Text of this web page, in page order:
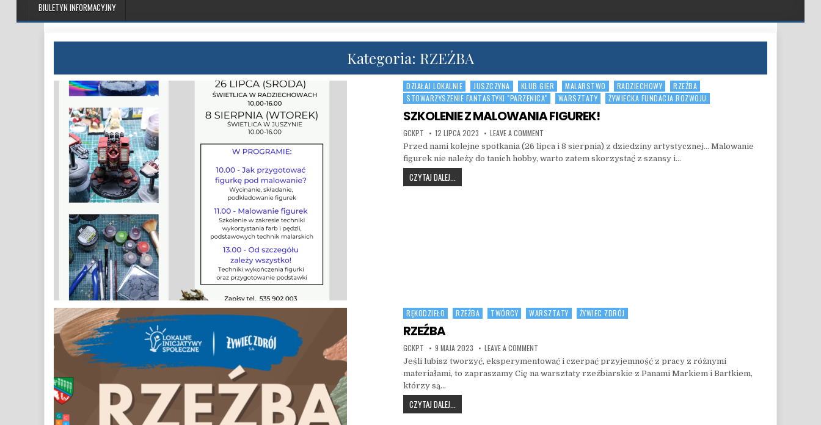
BIULETYN INFORMACYJNY
Kategoria: RZEŹBA
Posted in
DZIAŁAJ LOKALNIE JUSZCZYNA KLUB GIER MALARSTWO RADZIECHOWY
RZEŹBA
STOWARZYSZENIE FANTASTYKI "PARZENICA"
WARSZTATY ŻYWIECKA FUNDACJA ROZWOJU
SZKOLENIE Z MALOWANIA FIGUREK!
AUTHOR:
GCKPT PUBLISHED DATE:
12 LIPCA 2023 LEAVE A COMMENT
Przed nami kolejne spotkania (26 lipca i 8 sierpnia) z dziedziny artystycznej… Malowanie
figurek nie należy do tanich hobby, warto zatem skorzystać z szansy i…
CZYTAJ DALEJ...
Posted in
RĘKODZIEŁO RZEŹBA TWÓRCY WARSZTATY ŻYWIEC ZDRÓJ
RZEŹBA
AUTHOR:
GCKPT PUBLISHED DATE:
9 MAJA 2023 LEAVE A COMMENT
Jeśli lubisz tworzyć, eksperymentować i czerpać przyjemność z pracy z różnymi
materiałami, to zapraszamy Cię na warsztaty rzeźbiarskie z Panami Markiem i Bartkiem,
którzy są…
CZYTAJ DALEJ...